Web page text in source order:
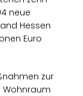
neue
Hessen
Euro
zur
Wohnraum